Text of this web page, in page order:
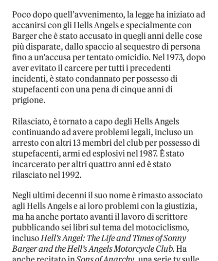
Poco dopo quell’avvenimento, la legge ha iniziato ad
accanirsi con gli Hells Angels e specialmente con
Barger che è stato accusato in quegli anni delle cose
più disparate, dallo spaccio al sequestro di persona
fino a un’accusa per tentato omicidio. Nel 1973, dopo
aver evitato il carcere per tutti i precedenti
incidenti, è stato condannato per possesso di
stupefacenti con una pena di cinque anni di
prigione.
Rilasciato, è tornato a capo degli Hells Angels
continuando ad avere problemi legali, incluso un
arresto con altri 13 membri del club per possesso di
stupefacenti, armi ed esplosivi nel 1987. È stato
incarcerato per altri quattro anni ed è stato
rilasciato nel 1992.
Negli ultimi decenni il suo nome è rimasto associato
agli Hells Angels e ai loro problemi con la giustizia,
ma ha anche portato avanti il lavoro di scrittore
pubblicando sei libri sul tema del motociclismo,
inclusoHell’s Angel: The Life and Times of Sonny
Barger and the Hell’s Angels Motorcycle Club.Ha